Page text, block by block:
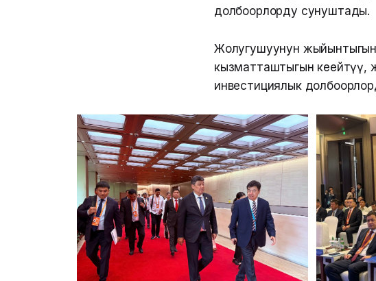
долбоорлорду сунуштады.
Жолугушуунун
кызматташтыгын
инвестициялык